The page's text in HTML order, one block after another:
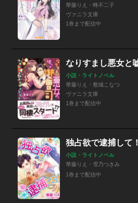
華藤りえ・蜂不二子
ヴァニラ文庫
1巻まで配信中
小説・ライトノベル
華藤りえ・敷城こなつ
ヴァニラ文庫
1巻まで配信中
独占欲で逮捕して！
小説・ライトノベル
華藤りえ・雪乃つきみ
1巻まで配信中